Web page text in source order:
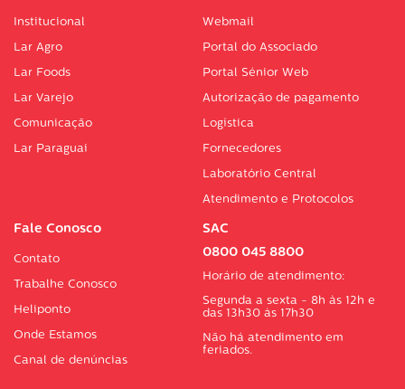
Institucional
Lar Agro
Lar Foods
Lar Varejo
Comunicação
Lar Paraguai
Webmail
Portal do Associado
Portal Sénior Web
Autorização de pagamento
Logística
Fornecedores
Laboratório Central
Atendimento e Protocolos
Fale Conosco
Contato
Trabalhe Conosco
Heliponto
Onde Estamos
Canal de denúncias
SAC
0800 045 8800
Horário de atendimento:
Segunda a sexta - 8h às 12h e
das 13h30 às 17h30
Não há atendimento em
feriados.